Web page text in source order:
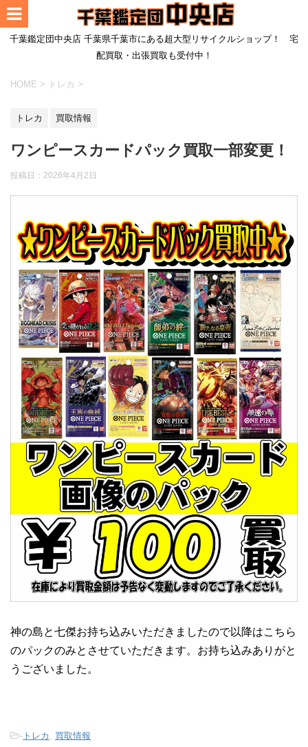
千葉鑑定団中央店 千葉県千葉市にある超大型リサイクルショップ！ 宅
配買取・出張買取も受付中！
HOME > トレカ >
トレカ 買取情報
ワンピースカードパック買取一部変更！
投稿日： 2026年4月2日
神の島と七傑お持ち込みいただきましたので以降はこちら
のパックのみとさせていただきます。お持ち込みありがと
うございました。
- トレカ 買取情報